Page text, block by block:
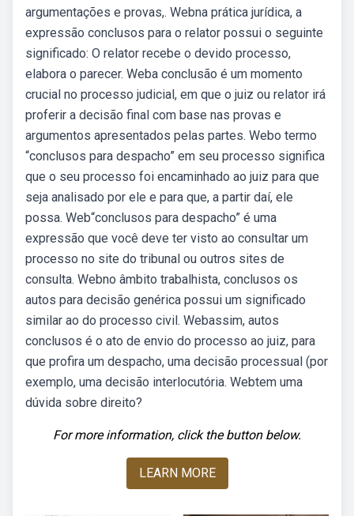
argumentações e provas,. Webna prática jurídica, a
expressão conclusos para o relator possui o seguinte
significado: O relator recebe o devido processo,
elabora o parecer. Weba conclusão é um momento
crucial no processo judicial, em que o juiz ou relator irá
proferir a decisão final com base nas provas e
argumentos apresentados pelas partes. Webo termo
“conclusos para despacho” em seu processo significa
que o seu processo foi encaminhado ao juiz para que
seja analisado por ele e para que, a partir daí, ele
possa. Web“conclusos para despacho” é uma
expressão que você deve ter visto ao consultar um
processo no site do tribunal ou outros sites de
consulta. Webno âmbito trabalhista, conclusos os
autos para decisão genérica possui um significado
similar ao do processo civil. Webassim, autos
conclusos é o ato de envio do processo ao juiz, para
que profira um despacho, uma decisão processual (por
exemplo, uma decisão interlocutória. Webtem uma
dúvida sobre direito?
For more information, click the button below.
LEARN MORE